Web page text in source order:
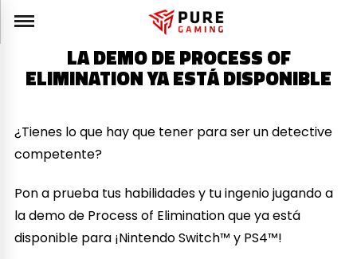
LA DEMO DE PROCESS OF
ELIMINATION YA ESTÁ DISPONIBLE
¿Tienes lo que hay que tener para ser un detective
competente?
Pon a prueba tus habilidades y tu ingenio jugando a
la demo de Process of Elimination que ya está
disponible para ¡Nintendo Switch™ y PS4™!